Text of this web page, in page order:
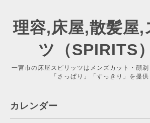
理容,床屋,散髪屋,
ツ（SPIRITS
一宮市の床屋スピリッツはメンズカット・顔
「さっぱり」「すっきり」を提供
カレンダー